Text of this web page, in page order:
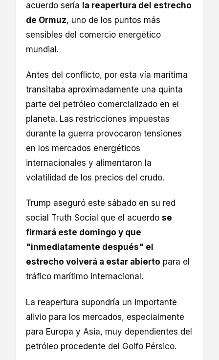
acuerdo sería la reapertura del estrecho
de Ormuz, uno de los puntos más
sensibles del comercio energético
mundial.
Antes del conflicto, por esta vía marítima
transitaba aproximadamente una quinta
parte del petróleo comercializado en el
planeta. Las restricciones impuestas
durante la guerra provocaron tensiones
en los mercados energéticos
internacionales y alimentaron la
volatilidad de los precios del crudo.
Trump aseguró este sábado en su red
social Truth Social que el acuerdo se
firmará este domingo y que
"inmediatamente después" el
estrecho volverá a estar abierto para el
tráfico marítimo internacional.
La reapertura supondría un importante
alivio para los mercados, especialmente
para Europa y Asia, muy dependientes del
petróleo procedente del Golfo Pérsico.